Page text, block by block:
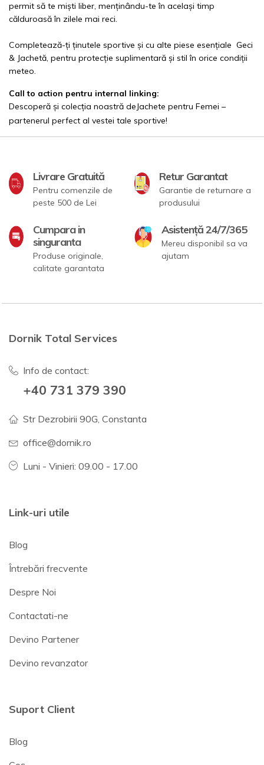
permit să te miști liber, menținându-te în același timp
călduroasă în zilele mai reci.
Completează-ți ținutele sportive și cu alte piese esențiale Geci
& Jachetă, pentru protecție suplimentară și stil în orice condiții
meteo.
Call to action pentru internal linking:
Descoperă și colecția noastră deJachete pentru Femei –
partenerul perfect al vestei tale sportive!
Livrare Gratuită
Pentru comenzile de
peste 500 de Lei
Retur Garantat
Garantie de returnare a
produsului
Cumpara in
singuranta
Produse originale,
calitate garantata
Asistență 24/7/365
Mereu disponibil sa va
ajutam
Dornik Total Services
Info de contact:
+40 731 379 390
Str Dezrobirii 90G, Constanta
office@dornik.ro
Luni - Vinieri: 09.00 - 17.00
Link-uri utile
Blog
Întrebări frecvente
Despre Noi
Contactati-ne
Devino Partener
Devino revanzator
Suport Client
Blog